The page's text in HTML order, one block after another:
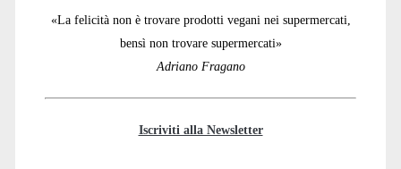
«La felicità non è trovare prodotti vegani nei supermercati,
bensì non trovare supermercati»
Adriano Fragano
Iscriviti alla Newsletter